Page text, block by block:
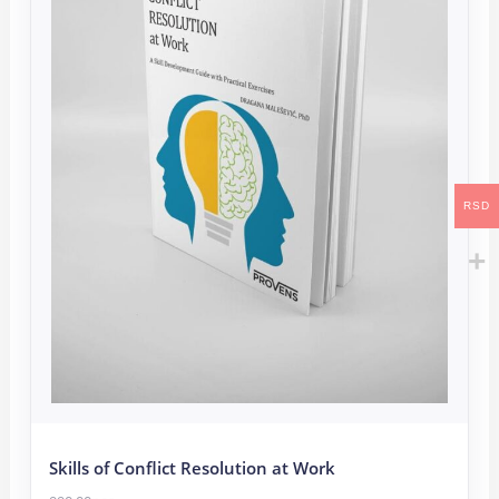
Skills of Conflict Resolution at Work
RSD